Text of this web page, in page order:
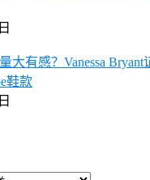
大有感？Vanessa
鞋款